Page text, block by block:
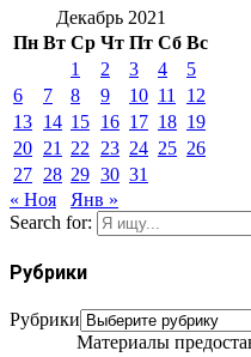
Декабрь 2021
Пн Вт Ср Чт Пт Сб Вс
1
2 3 4
5
6
7 8 9 10 11
12
13 14 15 16 17 18 19
20 21 22 23 24 25 26
27 28 29 30 31
« Ноя
Янв »
Search for:
Рубрики
Рубрики
Материалы